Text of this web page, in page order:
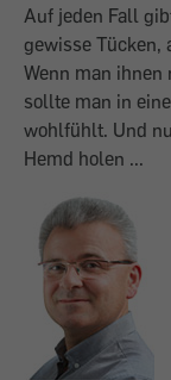
Auf jeden Fall
gewisse Tücken,
Wenn man
sollte man in
wohlfühlt. Und
Hemd holen ...